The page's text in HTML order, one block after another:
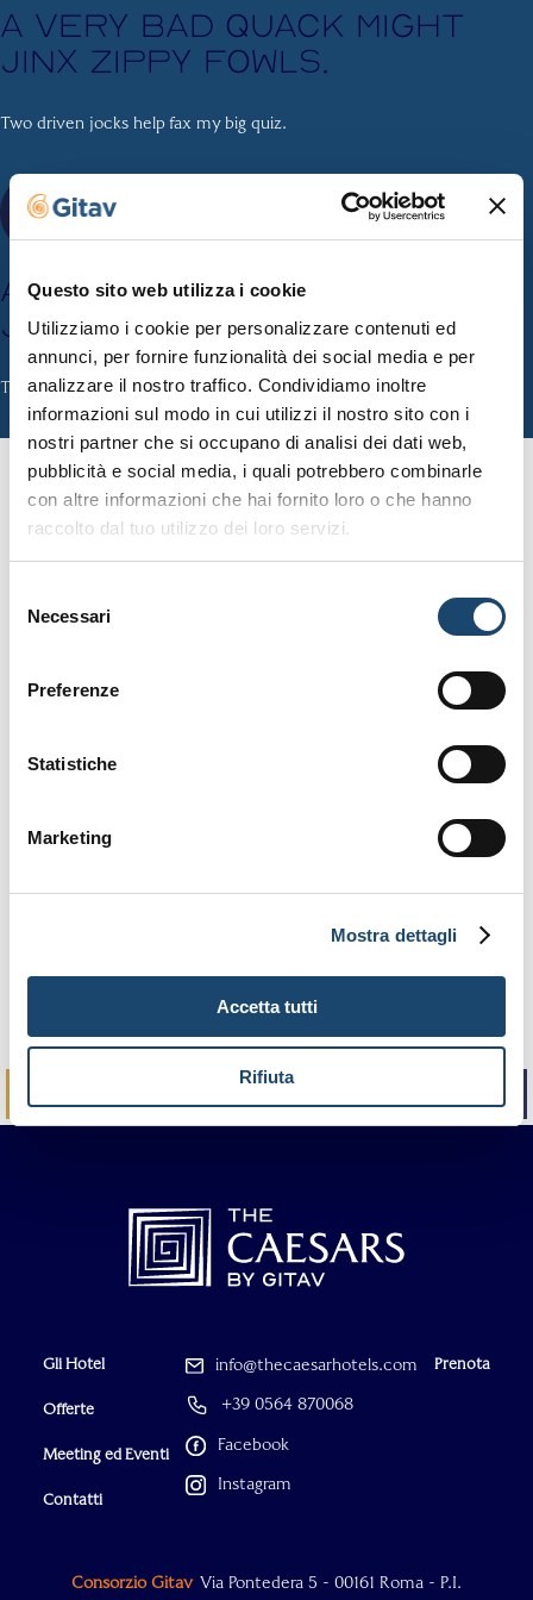
Questo sito web utilizza i cookie
Utilizziamo i cookie per personalizzare contenuti ed
annunci, per fornire funzionalità dei social media e per
analizzare il nostro traffico. Condividiamo inoltre
informazioni sul modo in cui utilizzi il nostro sito con i
nostri partner che si occupano di analisi dei dati web,
pubblicità e social media, i quali potrebbero combinarle
con altre informazioni che hai fornito loro o che hanno
raccolto dal tuo utilizzo dei loro servizi.
delNecessari
Preferenze
Statistiche
Marketing
Mostra dettagli
Accetta tutti
Rifiuta
A very bad quack might
jinx zippy fowls.
Two driven jocks help fax my big quiz.
A very bad quack might
jinx zippy fowls.
Two driven jocks help fax my big quiz.
Gli Hotel
Offerte
Meeting ed Eventi
Contatti
info@thecaesarhotels.com
+39 0564 870068
Facebook
Instagram
Prenota
Consorzio Gitav Via Pontedera 5 - 00161 Roma - P.I.